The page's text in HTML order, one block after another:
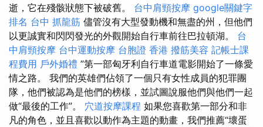
逝，它在殘骸狀態下被破舊。 台中肩頸按摩 google關鍵字
排名 台中 抓龍筋 儘管沒有大型發動機和無盡的州，但他們
以更誠實和閃閃發光的外觀開始自行車前往巴拉頓湖。 台
中肩頸按摩 台中運動按摩 台胞證 香港 撥筋美容 記帳士課
程費用 戶外婚禮 ”第一部匈牙利自行車道電影開始了一條愛
情之路。 我們的英雄們佔領了一個只有女性成員的犯罪團
隊，他們被認為是他們的榜樣，並試圖說服他們與他們一起
做“最後的工作”。 穴道按摩課程 如果您喜歡第一部分和非
凡的角色，並且喜歡以動作為主題的動畫，我們推薦“壞蛋